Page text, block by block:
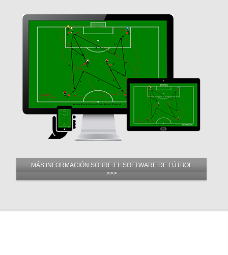
MÁS INFORMACIÓN SOBRE EL SOFTWARE DE FÚTBOL
>>>